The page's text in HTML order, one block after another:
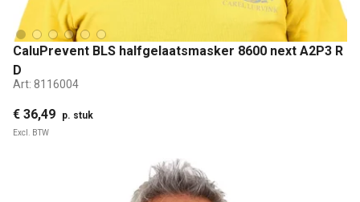
CaluPrevent BLS halfgelaatsmasker 8600 next A2P3 R
D
Art: 8116004
€ 36,49 p. stuk
Excl. BTW